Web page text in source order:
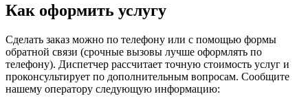
Как оформить услугу
Сделать заказ можно по телефону или с помощью формы
обратной связи (срочные вызовы лучше оформлять по
телефону). Диспетчер рассчитает точную стоимость услуг и
проконсультирует по дополнительным вопросам. Сообщите
нашему оператору следующую информацию: